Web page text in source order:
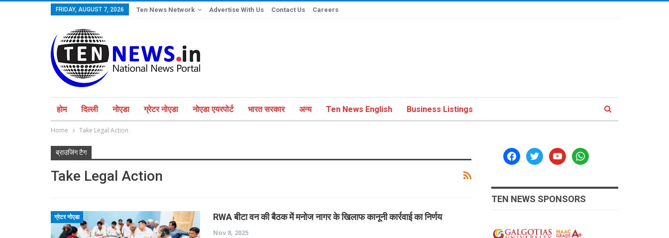
FRIDAY, AUGUST 7, 2026 Ten News Network Advertise With Us Contact Us Careers
होम दिल्ली नोएडा ग्रेटर नोएडा नोएडा एयरपोर्ट भारत सरकार अन्य Ten News English Business Listings
Home Take Legal Action
ब्राउजिंग टैग
Take Legal Action
ग्रेटर नोएडा RWA बीटा वन की बैठक में मनोज नागर के खिलाफ कानूनी कार्रवाई का निर्णय
Nov 8, 2025
facebooktwitteryoutubewhatsapp
TEN NEWS SPONSORS